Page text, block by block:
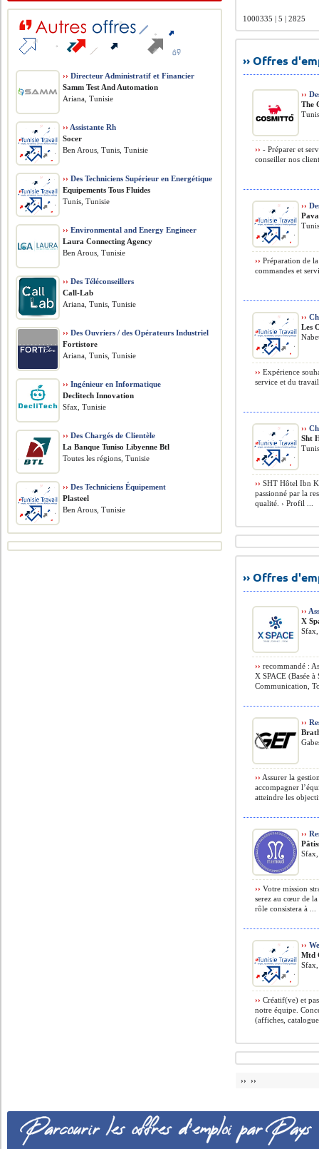
1000335 | 5 | 2825
›› Offres
››
The
›› - Préparer et
conseiller nos
››
›› Préparation de
commandes et
››
Les
›› Expérience
service et du
››
Sht
›› SHT Hôtel Ibn
passionné par la
qualité. › Profil ...
›› Offres
››
X
›› recommandé :
X SPACE (Basée
Communication,
››
›› Assurer la
accompagner
atteindre les
››
›› Votre mission
serez au cœur de
rôle consistera à ...
››
Mtd
›› Créatif(ve) et
notre équipe.
(affiches,
›› ››
›› Directeur Administratif et Financier
Samm Test And Automation
Ariana, Tunisie
›› Assistante Rh
Socer
Ben Arous, Tunis, Tunisie
›› Des Techniciens Supérieur en Energétique
Equipements Tous Fluides
Tunis, Tunisie
›› Environmental and Energy Engineer
Laura Connecting Agency
Ben Arous, Tunisie
›› Des Téléconseillers
Call-Lab
Ariana, Tunis, Tunisie
›› Des Ouvriers / des Opérateurs Industriel
Fortistore
Ariana, Tunis, Tunisie
›› Ingénieur en Informatique
Declitech Innovation
Sfax, Tunisie
›› Des Chargés de Clientèle
La Banque Tuniso Libyenne Btl
Toutes les régions, Tunisie
›› Des Techniciens Équipement
Plasteel
Ben Arous, Tunisie